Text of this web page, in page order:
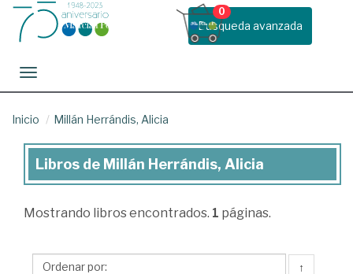
Busqueda avanzada
0
Toggle navigation
Inicio Millán Herrándis, Alicia
Libros
Millán
Alicia
Libros de Millán Herrándis, Alicia
Mostrando libros encontrados. 1 páginas.
↑